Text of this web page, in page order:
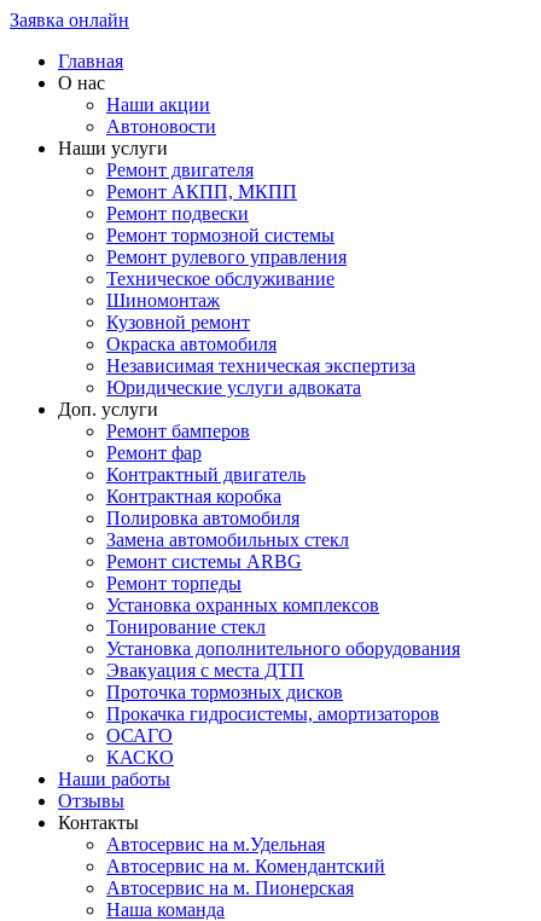
Заявка онлайн
Главная
О нас
Наши акции
Автоновости
Наши услуги
Ремонт двигателя
Ремонт АКПП, МКПП
Ремонт подвески
Ремонт тормозной системы
Ремонт рулевого управления
Техническое обслуживание
Шиномонтаж
Кузовной ремонт
Окраска автомобиля
Независимая техническая экспертиза
Юридические услуги адвоката
Доп. услуги
Ремонт бамперов
Ремонт фар
Контрактный двигатель
Контрактная коробка
Полировка автомобиля
Замена автомобильных стекл
Ремонт системы ARBG
Ремонт торпеды
Установка охранных комплексов
Тонирование стекл
Установка дополнительного оборудования
Эвакуация с места ДТП
Проточка тормозных дисков
Прокачка гидросистемы, амортизаторов
ОСАГО
КАСКО
Наши работы
Отзывы
Контакты
Автосервис на м.Удельная
Автосервис на м. Комендантский
Автосервис на м. Пионерская
Наша команда